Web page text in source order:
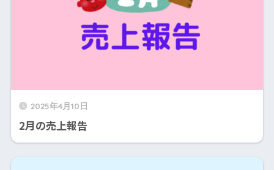
2025年4月10日
2月の売上報告